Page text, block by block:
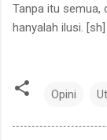
Tanpa itu semua,
hanyalah ilusi. [sh]
Opini